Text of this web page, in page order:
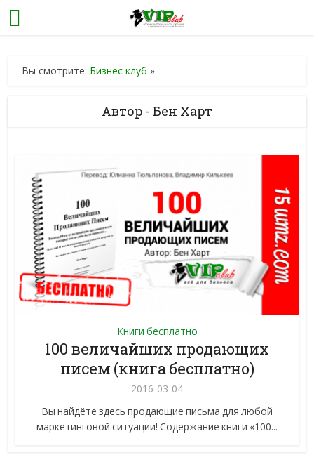
Вы смотрите: Бизнес клуб »
Автор - Бен Харт
Книги бесплатно
100 величайших продающих
писем (книга бесплатно)
2016-03-04
Вы найдёте здесь продающие письма для любой
маркетинговой ситуации! Содержание книги «100...